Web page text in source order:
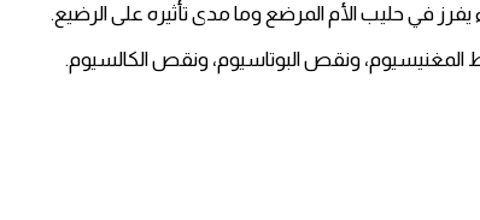
يفرز في حليب الأم المرضع وما مدى تأثيره على الرضيع.
ونقص البوتاسيوم، ونقص الكالسيوم.